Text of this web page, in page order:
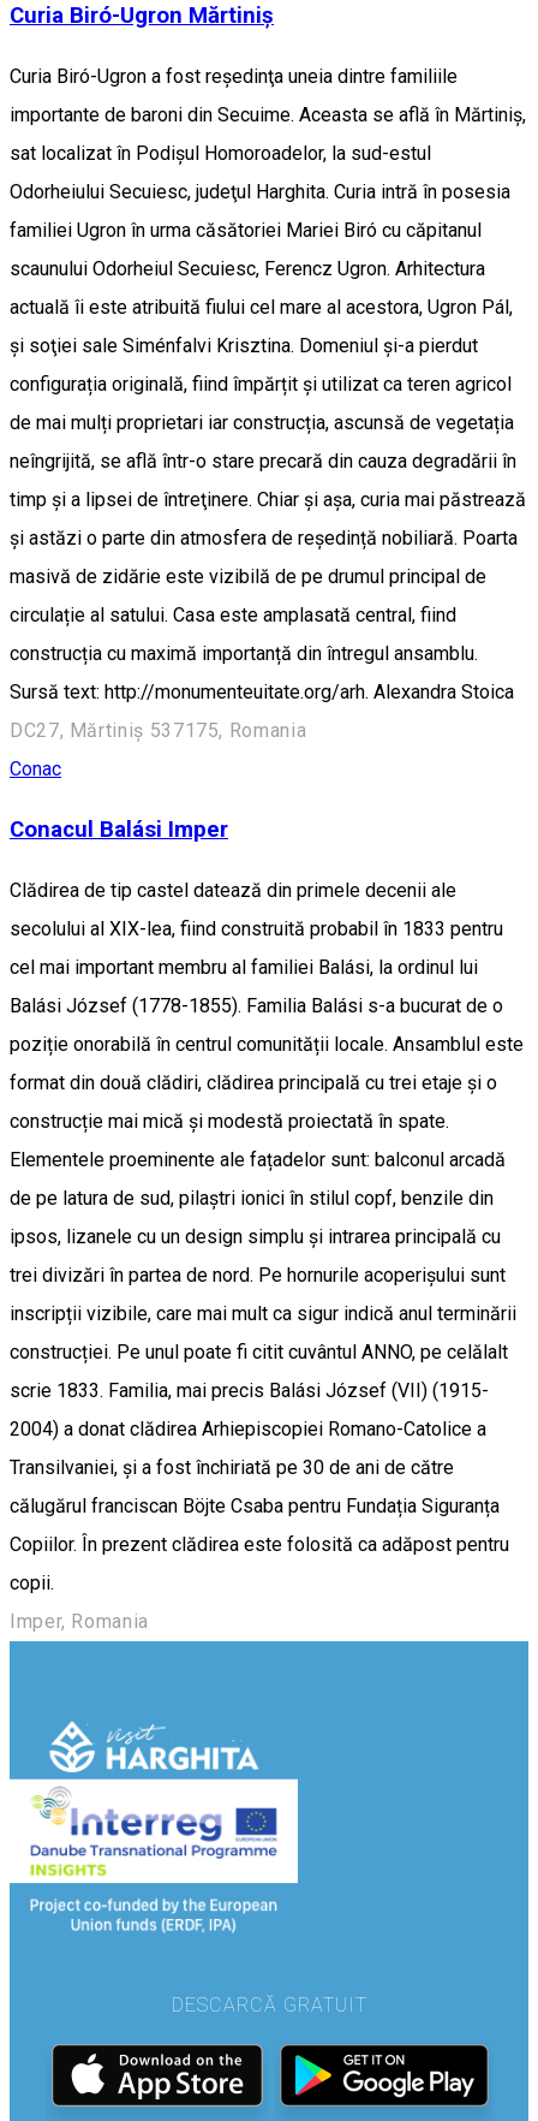
Curia Biró-Ugron Mărtiniș
Curia Biró-Ugron a fost reşedinţa uneia dintre familiile
importante de baroni din Secuime. Aceasta se află în Mărtiniş,
sat localizat în Podișul Homoroadelor, la sud-estul
Odorheiului Secuiesc, judeţul Harghita. Curia intră în posesia
familiei Ugron în urma căsătoriei Mariei Biró cu căpitanul
scaunului Odorheiul Secuiesc, Ferencz Ugron. Arhitectura
actuală îi este atribuită fiului cel mare al acestora, Ugron Pál,
şi soţiei sale Siménfalvi Krisztina. Domeniul și-a pierdut
configurația originală, fiind împărțit și utilizat ca teren agricol
de mai mulți proprietari iar construcția, ascunsă de vegetația
neîngrijită, se află într-o stare precară din cauza degradării în
timp și a lipsei de întreţinere. Chiar și așa, curia mai păstrează
și astăzi o parte din atmosfera de reședință nobiliară. Poarta
masivă de zidărie este vizibilă de pe drumul principal de
circulație al satului. Casa este amplasată central, fiind
construcția cu maximă importanță din întregul ansamblu.
Sursă text: http://monumenteuitate.org/arh. Alexandra Stoica
DC27, Mărtiniș 537175, Romania
Conac
Conacul Balási Imper
Clădirea de tip castel datează din primele decenii ale
secolului al XIX-lea, fiind construită probabil în 1833 pentru
cel mai important membru al familiei Balási, la ordinul lui
Balási József (1778-1855). Familia Balási s-a bucurat de o
poziție onorabilă în centrul comunității locale. Ansamblul este
format din două clădiri, clădirea principală cu trei etaje și o
construcție mai mică și modestă proiectată în spate.
Elementele proeminente ale fațadelor sunt: balconul arcadă
de pe latura de sud, pilaștri ionici în stilul copf, benzile din
ipsos, lizanele cu un design simplu și intrarea principală cu
trei divizări în partea de nord. Pe hornurile acoperișului sunt
inscripții vizibile, care mai mult ca sigur indică anul terminării
construcției. Pe unul poate fi citit cuvântul ANNO, pe celălalt
scrie 1833. Familia, mai precis Balási József (VII) (1915-
2004) a donat clădirea Arhiepiscopiei Romano-Catolice a
Transilvaniei, și a fost închiriată pe 30 de ani de către
călugărul franciscan Böjte Csaba pentru Fundația Siguranța
Copiilor. În prezent clădirea este folosită ca adăpost pentru
copii.
Imper, Romania
DESCARCĂ GRATUIT